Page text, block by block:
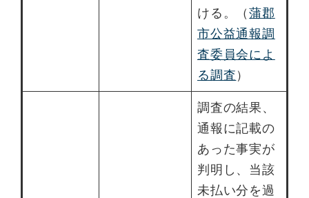
ける。（蒲郡
市公益通報調
査委員会によ
る調査 ）
調査の結果、
通報に記載の
あった事実が
判明し、当該
未払い分を過